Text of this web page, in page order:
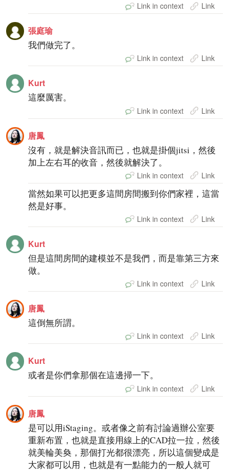
Link in context Link
張庭瑜
我們做完了。
Link in context Link
Kurt
這麼厲害。
Link in context Link
唐鳳
沒有，就是解決音訊而已，也就是掛個jitsi，然後
加上左右耳的收音，然後就解決了。
Link in context Link
當然如果可以把更多這間房間搬到你們家裡，這當
然是好事。
Link in context Link
Kurt
但是這間房間的建模並不是我們，而是靠第三方來
做。
Link in context Link
唐鳳
這倒無所謂。
Link in context Link
Kurt
或者是你們拿那個在這邊掃一下。
Link in context Link
唐鳳
是可以用iStaging。或者像之前有討論過辦公室要
重新布置，也就是直接用線上的CAD拉一拉，然後
就美輪美奐，那個打光都很漂亮，所以這個變成是
大家都可以用，也就是有一點能力的一般人就可